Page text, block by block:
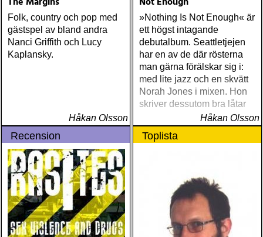
Folk, country och pop med
gästspel av bland andra
Nanci Griffith och Lucy
Kaplansky.
Håkan Olsson
»Nothing Is Not Enough« är
ett högst intagande
debutalbum. Seattletjejen
har en av de där rösterna
man gärna förälskar sig i:
med lite jazz och en skvätt
Norah Jones i mixen. Hon
skriver dessutom bra låtar
Håkan Olsson
Recension Toplista